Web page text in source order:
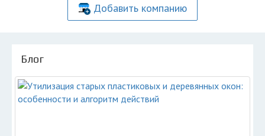
Добавить компанию
Блог